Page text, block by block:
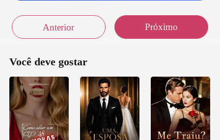
Anterior Próximo
Você deve gostar